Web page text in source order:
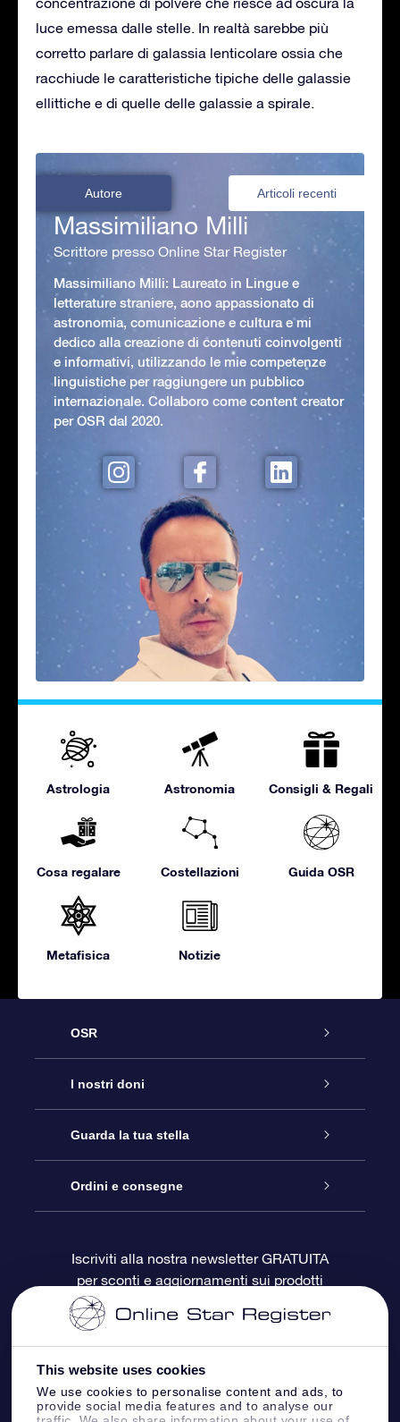
This website uses cookies
We use cookies to personalise content and ads, to
provide social media features and to analyse our
luce emessa dalle stelle. In realtà sarebbe più
corretto parlare di galassia lenticolare ossia che
racchiude le caratteristiche tipiche delle galassie
ellittiche e di quelle delle galassie a spirale.
Autore Articoli recenti
Massimiliano Milli
Scrittore presso Online Star Register
Massimiliano Milli: Laureato in Lingue e
letterature straniere, aono appassionato di
astronomia, comunicazione e cultura e mi
dedico alla creazione di contenuti coinvolgenti
e informativi, utilizzando le mie competenze
linguistiche per raggiungere un pubblico
internazionale. Collaboro come content creator
per OSR dal 2020.
Astrologia Astronomia Consigli & Regali
Cosa regalare Costellazioni Guida OSR
Metafisica Notizie
OSR
Assistenza
Contattaci
Blog
OSR Recensioni
I nostri doni
Online Star Gift
Pacchetto regalo OSR
Gift Card OSR
Doni aziendali
Guarda la tua stella
Registro stellare
Star Page personalizzata
One Million Stars
OSR Starsaver
Ordini e consegne
Informazioni di Pagamento
Politica di reso
Iscriviti alla nostra newsletter GRATUITA
per sconti e aggiornamenti sui prodotti